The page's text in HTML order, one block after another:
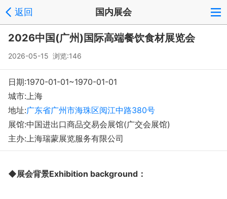
返回 国内展会
2026中国(广州)国际高端餐饮食材展览会
2026-05-15 浏览:146
日期:1970-01-01~1970-01-01
城市:上海
地址:广东省广州市海珠区阅江中路380号‌‌‌
展馆:中国进出口商品交易会展馆(广交会展馆)
主办:上海瑞蒙展览服务有限公司
◆展会背景Exhibition background：
注册 反馈
Copyright © 2008-2018 环球会展网 fairglobal.com.cn 版权所有